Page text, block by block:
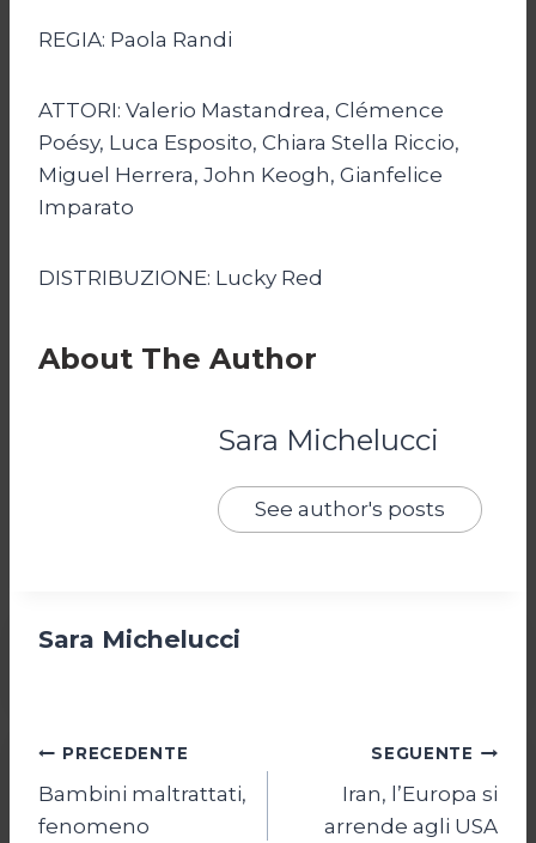
REGIA: Paola Randi
ATTORI: Valerio Mastandrea, Clémence
Poésy, Luca Esposito, Chiara Stella Riccio,
Miguel Herrera, John Keogh, Gianfelice
Imparato
DISTRIBUZIONE: Lucky Red
About The Author
Sara Michelucci
See author's posts
Sara Michelucci
Navigazione
articoli
PRECEDENTE
Bambini maltrattati,
fenomeno
SEGUENTE
Iran, l’Europa si
arrende agli USA